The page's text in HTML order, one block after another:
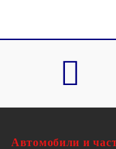
Автомобили и